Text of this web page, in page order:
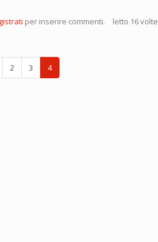
per inserire commenti. letto 16 volte
2 3 4